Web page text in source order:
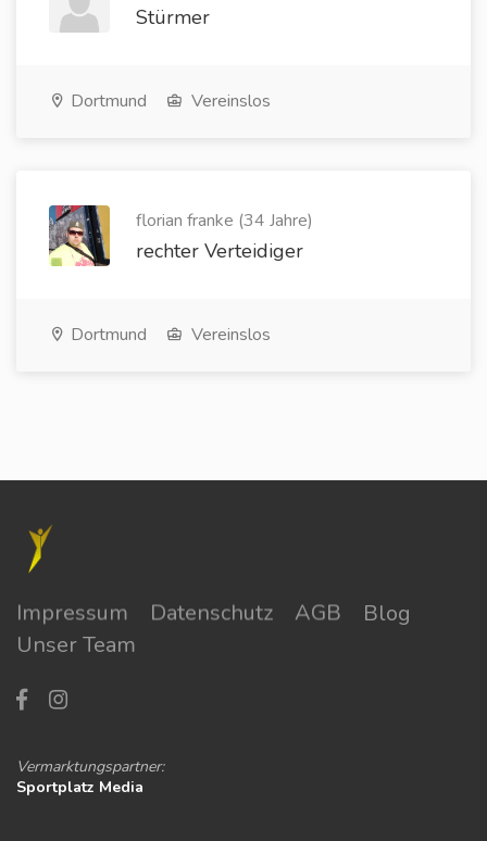
Stürmer
Dortmund Vereinslos
florian franke (34 Jahre)
rechter Verteidiger
Dortmund Vereinslos
Impressum Datenschutz AGB
Blog
Unser Team
Vermarktungspartner:
Sportplatz Media